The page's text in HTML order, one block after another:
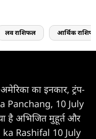
लव राशिफल आर्थिक
का इनकार, ट्रंप-
Panchang, 10 July
है अभिजित मुहूर्त और
ka Rashifal 10 July